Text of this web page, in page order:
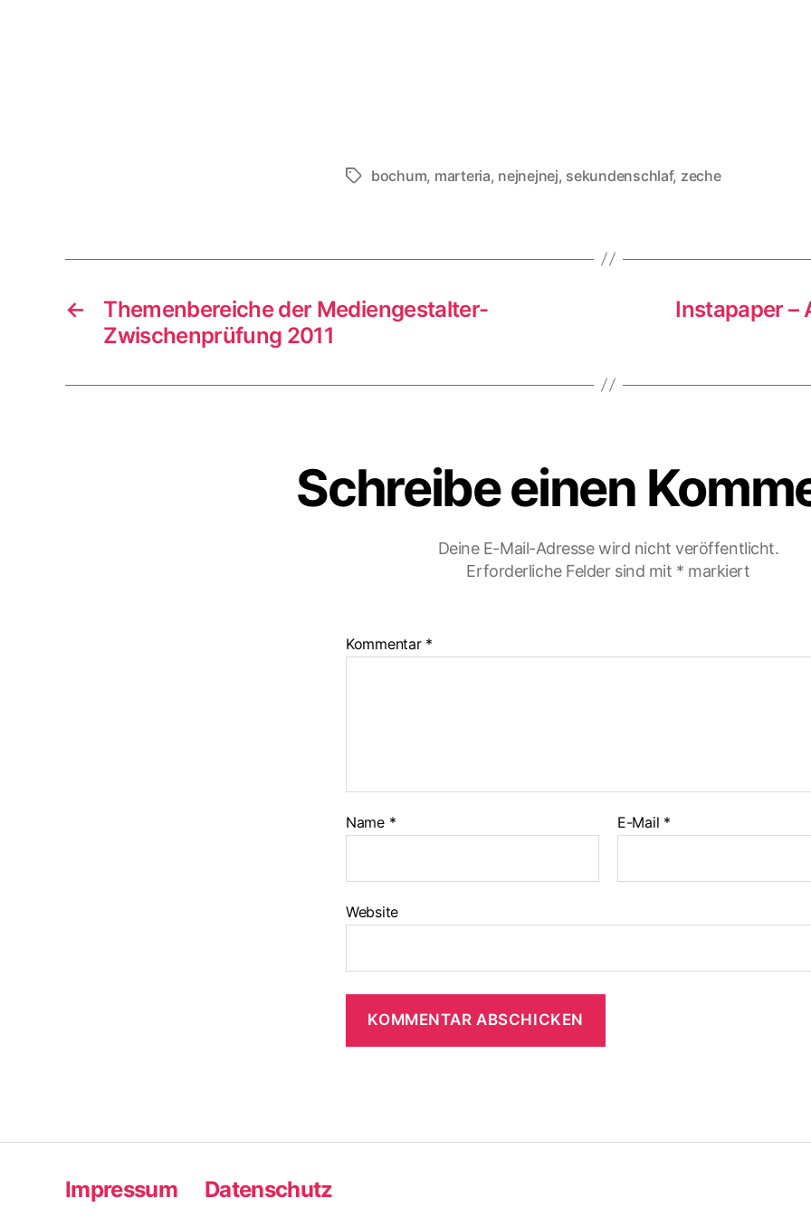
Schlagwörter
bochum, marteria, nejnejnej, sekundenschlaf, zeche
←
Themenbereiche der Mediengestalter-
Zwischenprüfung 2011
Instapaper –
Schreibe einen
Deine E-Mail-Adresse wird nicht veröffentlicht.
Erforderliche Felder sind mit * markiert
Kommentar *
Name * E-Mail *
Website
Impressum Datenschutz